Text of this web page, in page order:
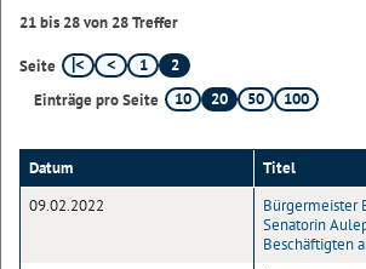
21 bis 28 von 28 Treffer
Seite 1
2
Einträge pro Seite
10 20 50 100
Datum
Titel
09.02.2022
Bürgermeister
Senatorin
Beschäftigten